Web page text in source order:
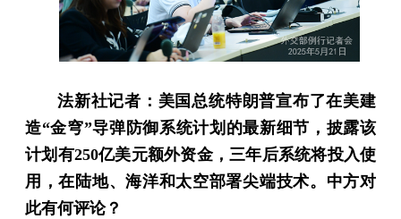
法新社记者：美国总统特朗普宣布了在美建
造“金穹”导弹防御系统计划的最新细节，披露该
计划有250亿美元额外资金，三年后系统将投入使
用，在陆地、海洋和太空部署尖端技术。中方对
此有何评论？